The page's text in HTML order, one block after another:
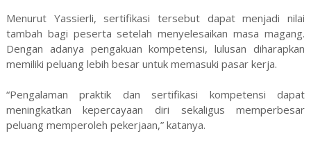
Menurut Yassierli, sertifikasi tersebut dapat menjadi nilai
tambah bagi peserta setelah menyelesaikan masa magang.
Dengan adanya pengakuan kompetensi, lulusan diharapkan
memiliki peluang lebih besar untuk memasuki pasar kerja.
“Pengalaman praktik dan sertifikasi kompetensi dapat
meningkatkan kepercayaan diri sekaligus memperbesar
peluang memperoleh pekerjaan,” katanya.